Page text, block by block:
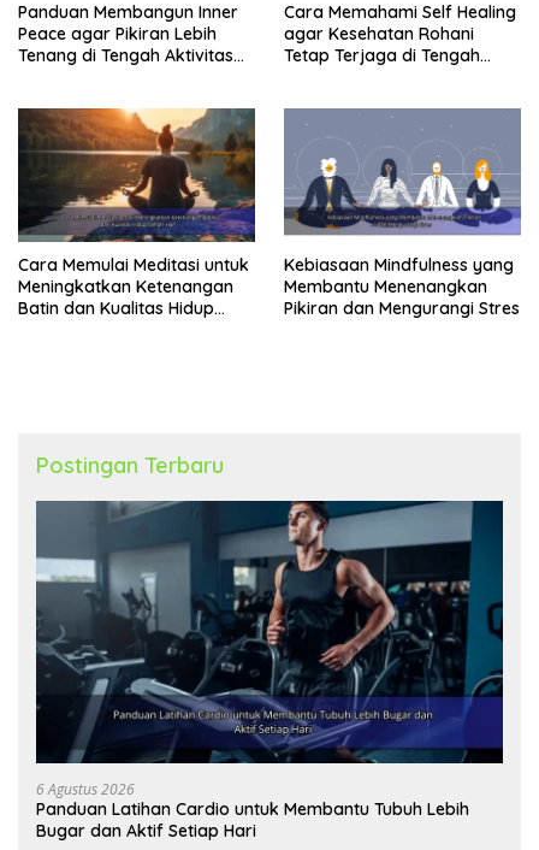
Panduan Membangun Inner
Peace agar Pikiran Lebih
Tenang di Tengah Aktivitas
Cara Memahami Self Healing
agar Kesehatan Rohani
Tetap Terjaga di Tengah
Cara Memulai Meditasi untuk
Meningkatkan Ketenangan
Batin dan Kualitas Hidup
Kebiasaan Mindfulness yang
Membantu Menenangkan
Pikiran dan Mengurangi Stres
Postingan Terbaru
6 Agustus 2026
Panduan Latihan Cardio untuk Membantu Tubuh Lebih
Bugar dan Aktif Setiap Hari